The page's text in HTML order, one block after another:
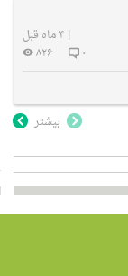
| ۴ ماه قبل
۰
۸۲۶
بیشتر